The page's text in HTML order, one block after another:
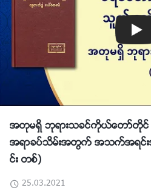
အတုမရွိ ဘုရားသခင္ကိုယ္ေတာ္တိုင္
အရာခပ္သိမ္းအတြက္ အသက္အရင္း
င္း တစ္)
25.03.2021